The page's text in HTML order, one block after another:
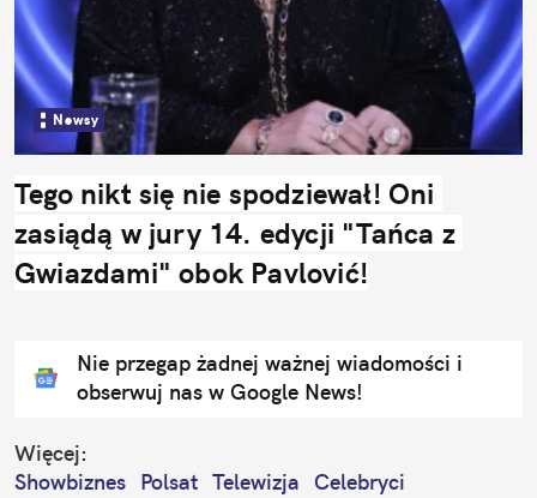
Newsy
Tego nikt się nie spodziewał! Oni
zasiądą w jury 14. edycji "Tańca z
Gwiazdami" obok Pavlović!
Nie przegap żadnej ważnej wiadomości i
obserwuj nas w Google News!
Więcej:
Showbiznes Polsat Telewizja
Celebryci